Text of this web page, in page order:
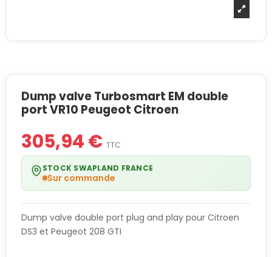
Dump valve Turbosmart EM double
port VR10 Peugeot Citroen
305,94 € TTC
STOCK SWAPLAND FRANCE
Sur commande
Dump valve double port plug and play pour Citroen
DS3 et Peugeot 208 GTI